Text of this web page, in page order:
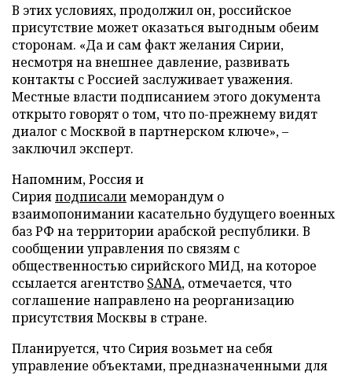
В этих условиях, продолжил он, российское
присутствие может оказаться выгодным обеим
сторонам. «Да и сам факт желания Сирии,
несмотря на внешнее давление, развивать
контакты с Россией заслуживает уважения.
Местные власти подписанием этого документа
открыто говорят о том, что по-прежнему видят
диалог с Москвой в партнерском ключе», –
заключил эксперт.
Напомним, Россия и
Сирияподписалимеморандум о
взаимопонимании касательно будущего военных
баз РФ на территории арабской республики. В
сообщении управления по связям с
общественностью сирийского МИД, на которое
ссылается агентство SANA, отмечается, что
соглашение направлено на реорганизацию
присутствия Москвы в стране.
Планируется, что Сирия возьмет на себя
управление объектами, предназначенными для